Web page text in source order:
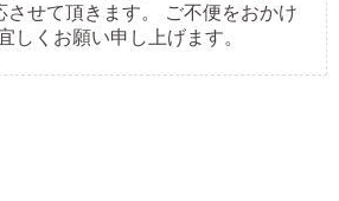
させて頂きます。 ご不便をおかけ
しくお願い申し上げます。